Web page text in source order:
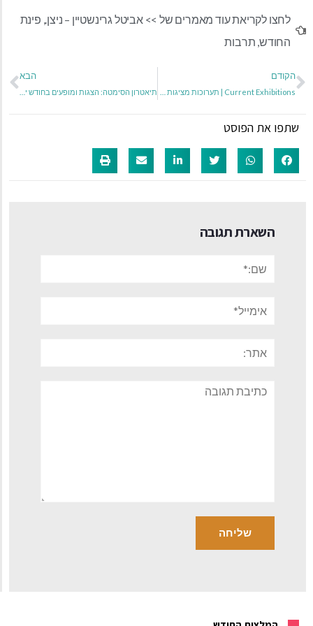
לחצו לקריאת עוד מאמרים של >> אביטל גרינשטיין – ניצן., פינת
החודש, תרבות
הקודם הבא
שתפו את הפוסט
השארת תגובה
תגובה